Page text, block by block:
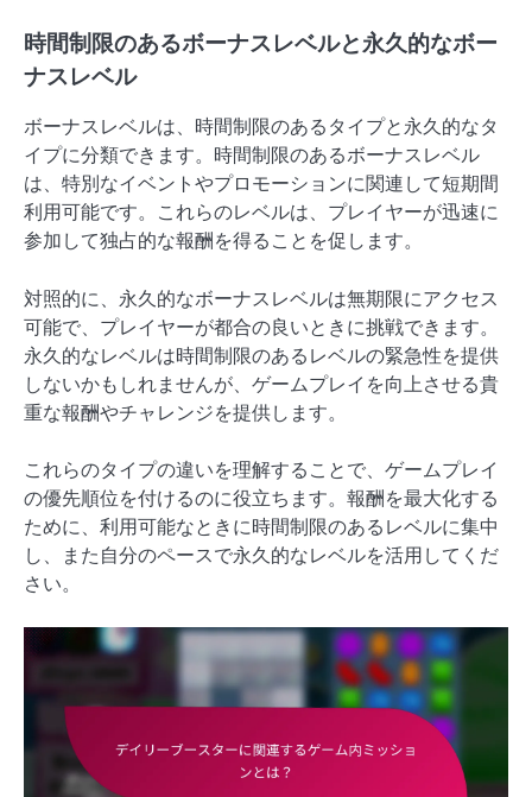
時間制限のあるボーナスレベルと永久的なボー
ナスレベル
ボーナスレベルは、時間制限のあるタイプと永久的なタ
イプに分類できます。時間制限のあるボーナスレベル
は、特別なイベントやプロモーションに関連して短期間
利用可能です。これらのレベルは、プレイヤーが迅速に
参加して独占的な報酬を得ることを促します。
対照的に、永久的なボーナスレベルは無期限にアクセス
可能で、プレイヤーが都合の良いときに挑戦できます。
永久的なレベルは時間制限のあるレベルの緊急性を提供
しないかもしれませんが、ゲームプレイを向上させる貴
重な報酬やチャレンジを提供します。
これらのタイプの違いを理解することで、ゲームプレイ
の優先順位を付けるのに役立ちます。報酬を最大化する
ために、利用可能なときに時間制限のあるレベルに集中
し、また自分のペースで永久的なレベルを活用してくだ
さい。